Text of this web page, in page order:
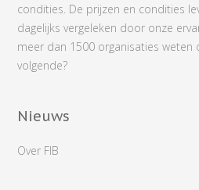
condities. De prijzen en condities
dagelijks vergeleken door onze
meer dan 1500 organisaties weten
volgende?
Nieuws
Over FIB